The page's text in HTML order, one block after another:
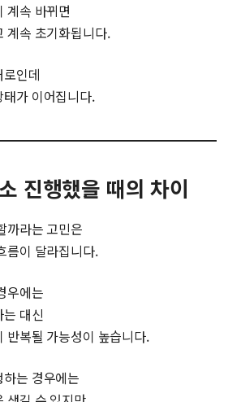
계속 바뀌면
계속 초기화됩니다.
인데
가 이어집니다.
진행했을 때의 차이
까라는 고민은
름이 달라집니다.
우에는
대신
반복될 가능성이 높습니다.
는 경우에는